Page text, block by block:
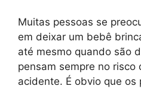
Muitas pessoas se
em deixar um bebê
até mesmo quando são
pensam sempre no risco
acidente. É obvio que